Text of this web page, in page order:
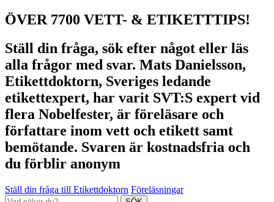
ÖVER 7700 VETT- & ETIKETTTIPS!
Ställ din fråga, sök efter något eller läs
alla frågor med svar. Mats Danielsson,
Etikettdoktorn, Sveriges ledande
etikettexpert, har varit SVT:S expert vid
flera Nobelfester, är föreläsare och
författare inom vett och etikett samt
bemötande. Svaren är kostnadsfria och
du förblir anonym
Ställ din fråga till Etikettdoktorn Föreläsningar